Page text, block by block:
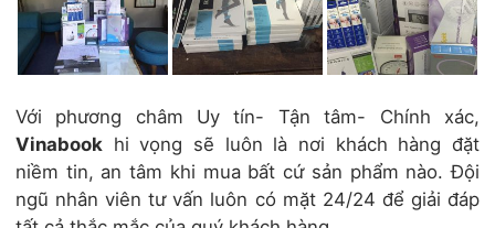
Với phương châm Uy tín- Tận tâm- Chính xác,
Vinabook hi vọng sẽ luôn là nơi khách hàng đặt
niềm tin, an tâm khi mua bất cứ sản phẩm nào. Đội
ngũ nhân viên tư vấn luôn có mặt 24/24 để giải đáp